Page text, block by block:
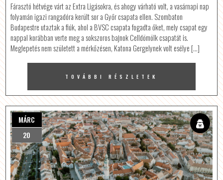
Fárasztó hétvége várt az Extra Ligásokra, és ahogy várható volt, a vasárnapi nap
folyamán igazi rangadóra került sor a Győr csapata ellen. Szombaton
Budapestre utaztak a fiúk, ahol a BVSC csapata fogadta őket, mely csapat egy
nappal korábban verte meg a sokszoros bajnok Celldömölk csapatát is.
Meglepetés nem született a mérkőzésen, Katona Gergelynek volt esélye […]
TOVÁBBI RÉSZLETEK
MÁRC
20